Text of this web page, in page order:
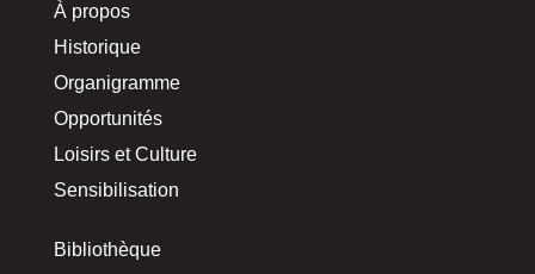
À propos
Historique
Organigramme
Opportunités
Loisirs et Culture
Sensibilisation
Bibliothèque